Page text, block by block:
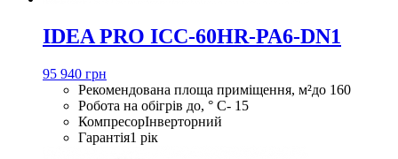
IDEA PRO ICC-60HR-PA6-DN1
95 940 грн
Рекомендована площа приміщення, м²до 160
Робота на обігрів до, ° С- 15
КомпресорІнверторний
Гарантія1 рік